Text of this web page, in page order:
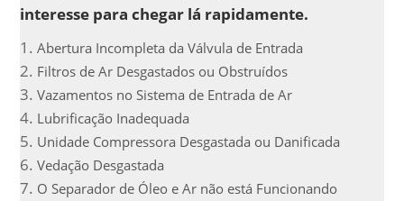
interesse para chegar lá rapidamente.
Abertura Incompleta da Válvula de Entrada
Filtros de Ar Desgastados ou Obstruídos
Vazamentos no Sistema de Entrada de Ar
Lubrificação Inadequada
Unidade Compressora Desgastada ou Danificada
Vedação Desgastada
O Separador de Óleo e Ar não está Funcionando